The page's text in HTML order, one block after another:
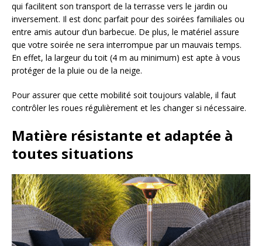
qui facilitent son transport de la terrasse vers le jardin ou
inversement. Il est donc parfait pour des soirées familiales ou
entre amis autour d’un barbecue. De plus, le matériel assure
que votre soirée ne sera interrompue par un mauvais temps.
En effet, la largeur du toit (4 m au minimum) est apte à vous
protéger de la pluie ou de la neige.
Pour assurer que cette mobilité soit toujours valable, il faut
contrôler les roues régulièrement et les changer si nécessaire.
Matière résistante et adaptée à
toutes situations